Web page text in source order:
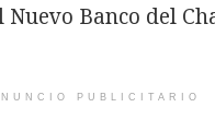
Banco del
PUBLICITARIO